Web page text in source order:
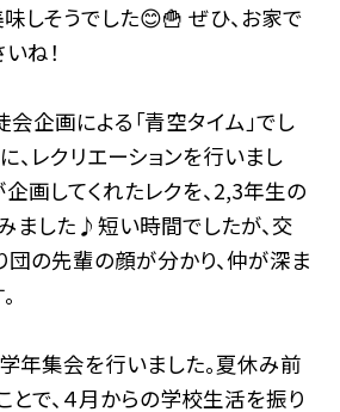
しそうでした😊🍟 ぜひ、お家で
ね！
企画による「青空タイム」でし
、レクリエーションを行いまし
画してくれたレクを、2,3年生の
ました♪短い時間でしたが、交
団の先輩の顔が分かり、仲が深ま
年集会を行いました。夏休み前
とで、４月からの学校生活を振り